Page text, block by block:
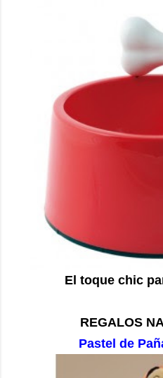
El toque chic
REGALOS
Pastel de